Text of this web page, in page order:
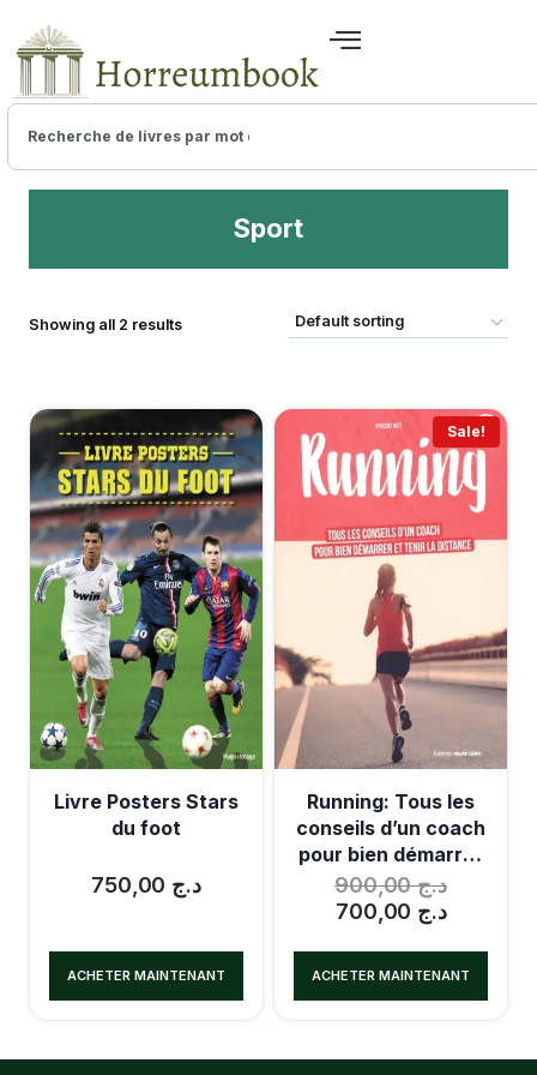
Sport
Showing all 2 results
Livre Posters Stars
du foot
د.ج
ACHETER MAINTENANT
Sale!
Running: Tous les
conseils d’un coach
pour bien démarrer
et tenir la distance
د.ج900,00
د.ج
ACHETER MAINTENANT